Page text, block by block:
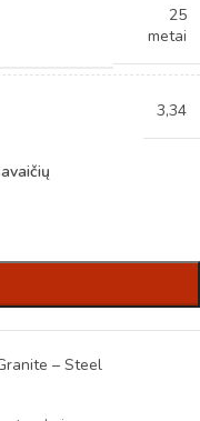
25
metai
3,34
– Steel